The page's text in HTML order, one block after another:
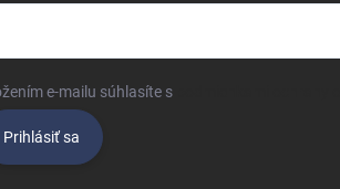
e-mailu súhlasíte s
Prihlásiť sa